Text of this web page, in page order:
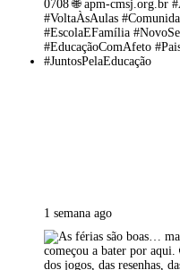
1 semana ago